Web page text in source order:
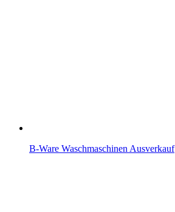
B-Ware Waschmaschinen Ausverkauf